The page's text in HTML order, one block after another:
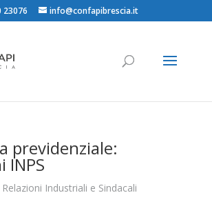
23076 info@confapibrescia.it
previdenziale:
INPS
Relazioni Industriali e Sindacali